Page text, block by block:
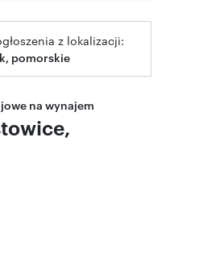
z lokalizacji:
pomorskie
na wynajem